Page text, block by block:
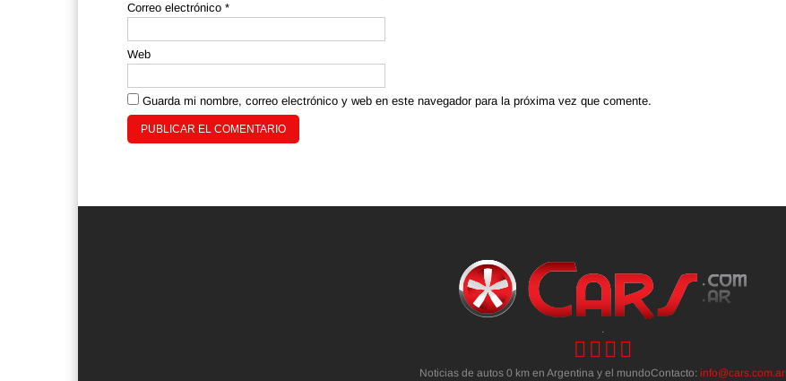
Correo electrónico *
Web
Guarda mi nombre, correo electrónico y web en este navegador para la próxima vez que comente.
.
Noticias de autos 0 km en Argentina y el mundoContacto: info@cars.com.ar